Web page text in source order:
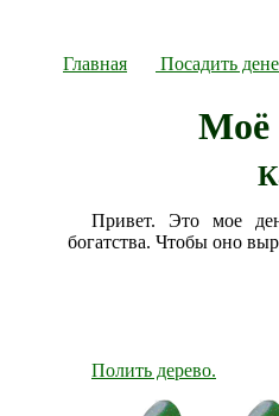
Главная Посадить
Моё
Привет. Это мое
богатства. Чтобы оно
Полить дерево.